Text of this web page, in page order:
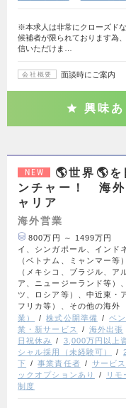
※本求人は非常にクローズド
候補者が限られております為
信いただけま…
会社概要 面談時にご案内
興味あ
NEW
🌎世界🌎
ンチャー！ 海外
ャリア
海外営業
800万円 ～ 1499万円
イ、シンガポール、インド
（ベトナム、ミャンマー
（メキシコ、ブラジル、ア
ア、ニュージーランド等）
ツ、ロシア等）、中近東・
フリカ等）、その他の海外
業）
株式公開準備 ベ
業・新サービス
海外出張
日祝休み
3,000万円以上
シャル採用（未経験可）
下
事業責任者 サービ
ックオプションあり
リモ
制度